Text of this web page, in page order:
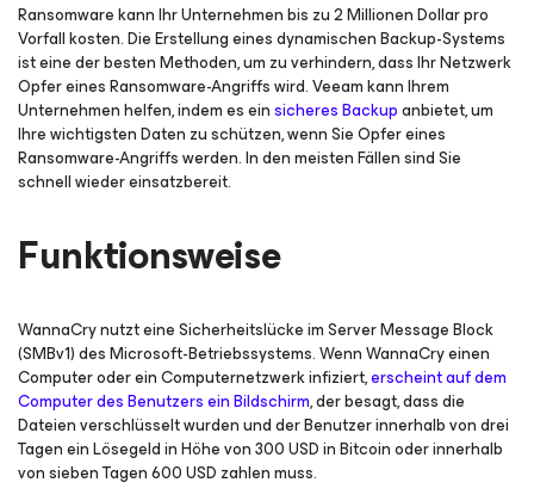
Ransomware kann Ihr Unternehmen bis zu 2 Millionen Dollar pro
Vorfall kosten. Die Erstellung eines dynamischen Backup-Systems
ist eine der besten Methoden, um zu verhindern, dass Ihr Netzwerk
Opfer eines Ransomware-Angriffs wird. Veeam kann Ihrem
Unternehmen helfen, indem es einsicheres Backupanbietet, um
Ihre wichtigsten Daten zu schützen, wenn Sie Opfer eines
Ransomware-Angriffs werden. In den meisten Fällen sind Sie
schnell wieder einsatzbereit.
Funktionsweise
WannaCry nutzt eine Sicherheitslücke im Server Message Block
(SMBv1) des Microsoft-Betriebssystems. Wenn WannaCry einen
Computer oder ein Computernetzwerk infiziert,erscheint auf dem
Computer des Benutzers ein Bildschirm, der besagt, dass die
Dateien verschlüsselt wurden und der Benutzer innerhalb von drei
Tagen ein Lösegeld in Höhe von 300 USD in Bitcoin oder innerhalb
von sieben Tagen 600 USD zahlen muss.